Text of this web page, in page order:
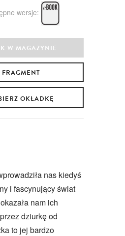
wersje:
W MAGAZYNIE
FRAGMENT
OKŁADKĘ
nas kiedyś
i fascynujący świat
nam ich
dziurkę od
to jej bardzo